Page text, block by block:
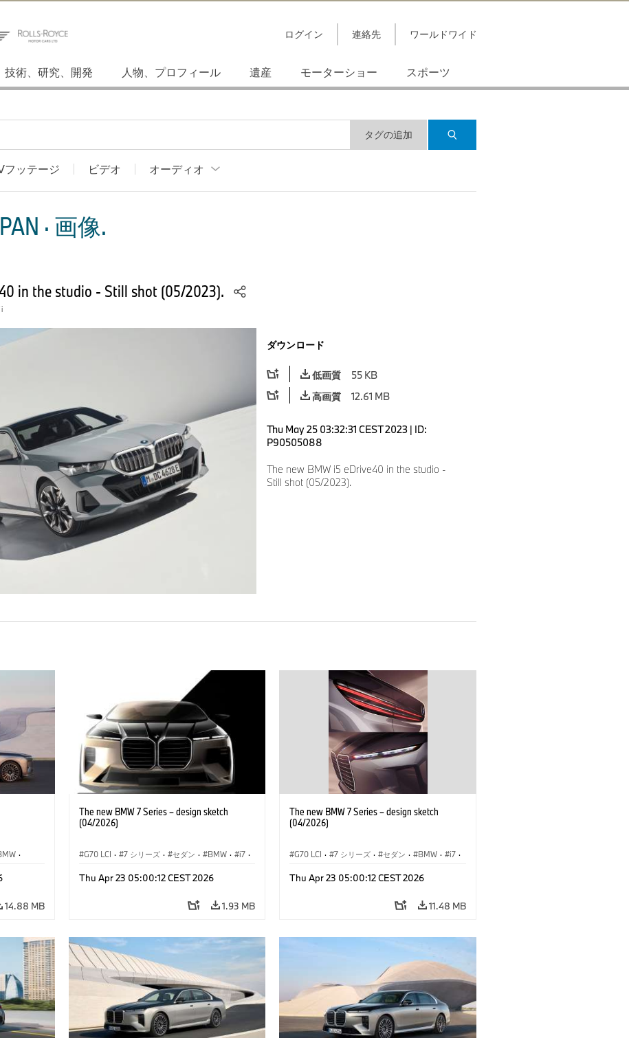
ログイン 連絡先 ワールドワイド
技術、研究、開発 人物、プロフィール 遺産 モーターショー スポーツ
タグの追加
フッテージ ビデオ オーディオ
· 画像.
in the studio - Still shot (05/2023).
i
ダウンロード
低画質
55 KB
高画質
12.61 MB
Thu May 25 03:32:31 CEST 2023 | ID:
P90505088
The new BMW i5 eDrive40 in the studio -
Still shot (05/2023).
·
14.88 MB
The new BMW 7 Series – design sketch
(04/2026)
G70 LCI · 7 シリーズ · セダン · BMW · i7 ·
M モデル
Thu Apr 23 05:00:12 CEST 2026
1.93 MB
The new BMW 7 Series – design sketch
(04/2026)
G70 LCI · 7 シリーズ · セダン · BMW · i7 ·
M モデル
Thu Apr 23 05:00:12 CEST 2026
11.48 MB